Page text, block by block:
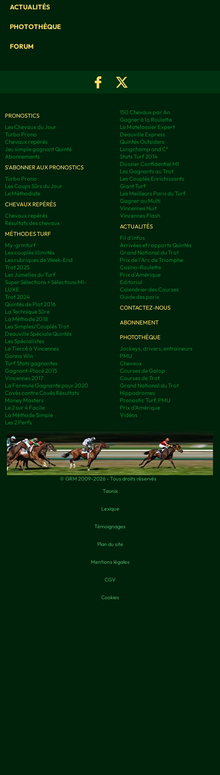
ACTUALITÉS
PHOTOTHÈQUE
FORUM
PRONOSTICS
Les Chevaux du Jour
Turbo Prono
Chevaux repérés
Jeu simple gagnant Quinté
Abonnements
S'ABONNER AUX PRONOSTICS
Turbo Prono
Les Coups Sûrs du Jour
Le Méthodiste
CHEVAUX REPÉRÉS
Chevaux repérés
Résultats des chevaux
MÉTHODES TURF
My-grmturf
Les couplés illimités
Les rubriques de Week-End
Trot 2025
Les Jumelles du Turf
Super Sélections + Sélections MI-
LUXE
Trot 2024
Quintés de Plat 2016
La Technique Sûre
La Méthode 2018
Les Simples/Couplés Trot
Deauville Spéciale Quintés
Les Spécialistes
Le Tiercé à Vincennes
Gonna Win
Turf Stats gagnantes
Gagnant-Placé 2015
Vincennes 2017
La Formule Gagnante pour 2020
Covès contre Covès Résultats
Money Masters
Le 2 sur 4 Facile
La Méthode Simple
Les 2 Perfs
150 Chevaux par An
Gagner à la Roulette
Le Matelassier Expert
Deauville Express
Quintés Outsiders
Longchamp and C°
Stats Turf 2014
Dossier Confidentiel MI
Les Gagnants au Trot
Les Couplés Enrichissants
Giant Turf
Les Meilleurs Paris du Turf
Gagner au Multi
Vincennes Nuit
Vincennes Flash
ACTUALITÉS
Fil d'infos
Arrivées et rapports Quintés
Grand National du Trot
Prix de l'Arc de Triomphe
Casino-Roulette
Prix d'Amérique
Editorial
Calendrier des Courses
Guide des paris
CONTACTEZ-NOUS
ABONNEMENT
PHOTOTHÈQUE
Jockeys, drivers, entraineurs
PMU
Chevaux
Courses de Galop
Courses de Trot
Grand National du Trot
Hippodromes
Pronostic Turf, PMU
Prix d’Amérique
Vidéos
© GRM 2009-2026 - Tous droits réservés
Taonix
Lexique
Témoignages
Plan du site
Mentions légales
CGV
Cookies